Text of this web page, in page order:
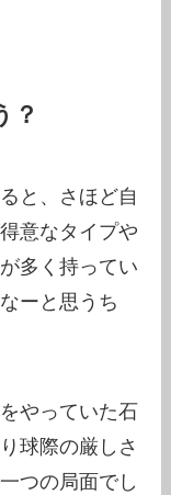
？
と、さほど自
意なタイプや
多く持ってい
ーと思うち
やっていた石
球際の厳しさ
つの局面でし